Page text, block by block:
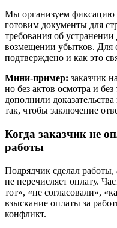
Мы организуем фиксацию
готовим документы для
требования об
возмещении убытков. Для
подтверждено и как это
Мини-пример: заказчик
но без актов осмотра и
дополнили
так, чтобы заключение
Когда заказчик не
работы
Подрядчик сделал работы,
не перечисляет оплату.
тот», «не согласовали»,
взыскание оплаты за
конфликт.